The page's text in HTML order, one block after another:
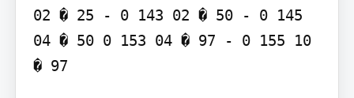
02 � 25 - 0 143 02 � 50 - 0 145
04 � 50 0 153 04 � 97 - 0 155 10
� 97